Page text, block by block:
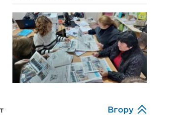
13:52
06 лип
Бахмутяни у Полтаві
побували на концерті
«Натхненні літом»
13:46
06 лип
Частині ВПО можуть
призупинити виплати: що
варто зробити
переселенцям
Вгору